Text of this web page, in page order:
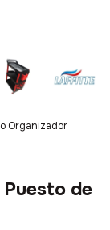
Organizador
de